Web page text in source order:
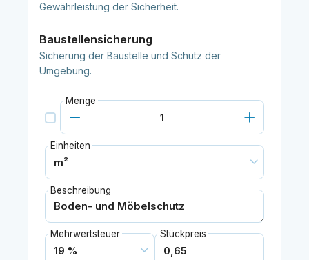
Gewährleistung der Sicherheit.
Baustellensicherung
Sicherung der Baustelle und Schutz der
Umgebung.
Menge
Einheiten
Beschreibung
Mehrwertsteuer Stückpreis